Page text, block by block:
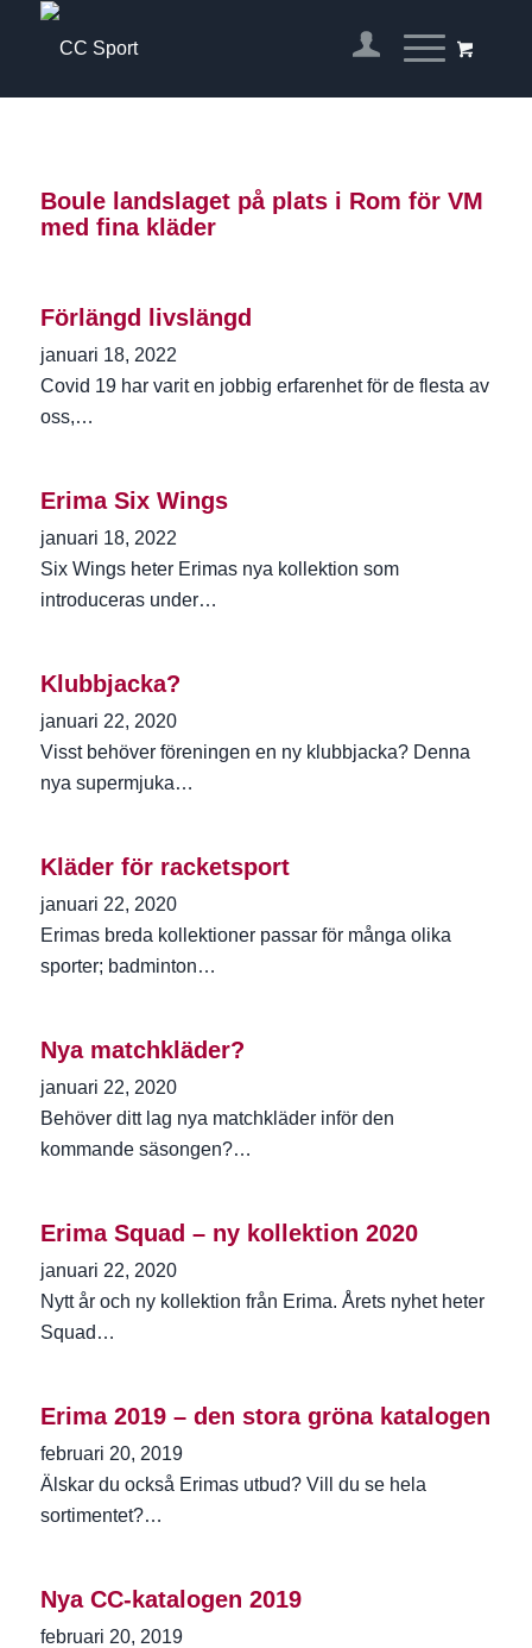
Boule landslaget på plats i Rom för VM
med fina kläder
Förlängd livslängd
januari 18, 2022
Covid 19 har varit en jobbig erfarenhet för de flesta av
oss,…
Erima Six Wings
januari 18, 2022
Six Wings heter Erimas nya kollektion som
introduceras under…
Klubbjacka?
januari 22, 2020
Visst behöver föreningen en ny klubbjacka? Denna
nya supermjuka…
Kläder för racketsport
januari 22, 2020
Erimas breda kollektioner passar för många olika
sporter; badminton…
Nya matchkläder?
januari 22, 2020
Behöver ditt lag nya matchkläder inför den
kommande säsongen?…
Erima Squad – ny kollektion 2020
januari 22, 2020
Nytt år och ny kollektion från Erima. Årets nyhet heter
Squad…
Erima 2019 – den stora gröna katalogen
februari 20, 2019
Älskar du också Erimas utbud? Vill du se hela
sortimentet?…
Nya CC-katalogen 2019
februari 20, 2019